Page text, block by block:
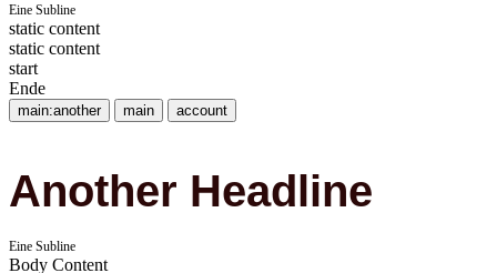
Eine Subline
static content
static content
start
Ende
main:another main account
Another Headline
Eine Subline
Body Content